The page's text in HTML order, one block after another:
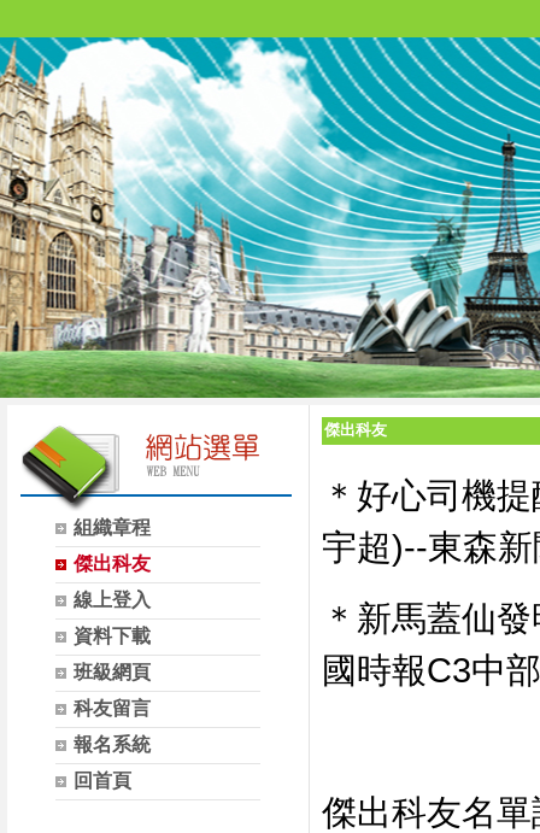
組織章程
傑出科友
線上登入
資料下載
班級網頁
科友留言
報名系統
回首頁
傑出科友
＊好心司機
宇超)--東森
＊新馬蓋仙
國時報C3中
傑出科友名